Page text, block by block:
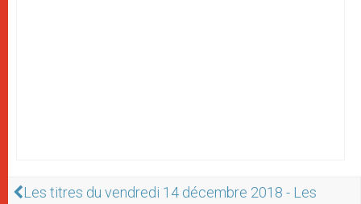
Les titres du vendredi 14 décembre 2018 - Les